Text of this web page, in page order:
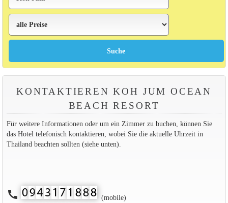
KONTAKTIEREN KOH JUM OCEAN
BEACH RESORT
Für weitere Informationen oder um ein Zimmer zu buchen, können Sie
das Hotel telefonisch kontaktieren, wobei Sie die aktuelle Uhrzeit in
Thailand beachten sollten (siehe unten).
call
(mobile)